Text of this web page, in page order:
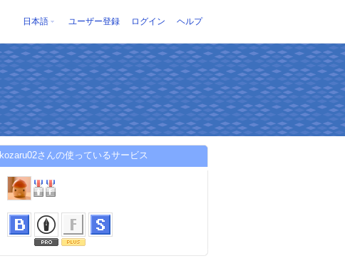
日本語 ユーザー登録 ログイン ヘルプ
kozaru02さんの使っているサービス